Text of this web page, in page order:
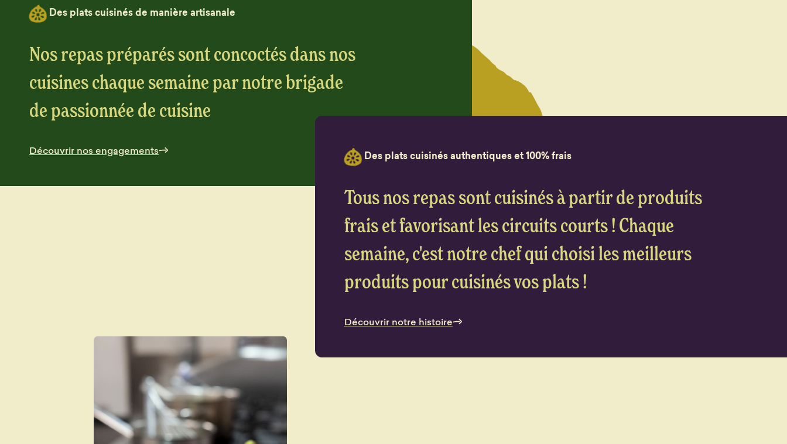
Des plats cuisinés de manière artisanale
Nos repas préparés sont concoctés dans nos
cuisines chaque semaine par notre brigade
de passionnée de cuisine
Découvrir nos engagements
Des plats cuisinés authentiques et 100% frais
Tous nos repas sont cuisinés à partir de produits
frais et favorisant les circuits courts ! Chaque
semaine, c'est notre chef qui choisi les meilleurs
produits pour cuisinés vos plats !
Découvrir notre histoire